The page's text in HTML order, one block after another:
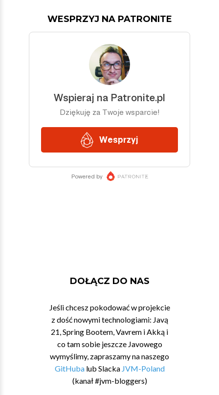
WESPRZYJ NA PATRONITE
DOŁĄCZ DO NAS
Jeśli chcesz pokodować w projekcie
z dość nowymi technologiami: Javą
21, Spring Bootem, Vavrem i Akką i
co tam sobie jeszcze Javowego
wymyślimy, zapraszamy na naszego
GitHubalub Slacka JVM-Poland
(kanał #jvm-bloggers)